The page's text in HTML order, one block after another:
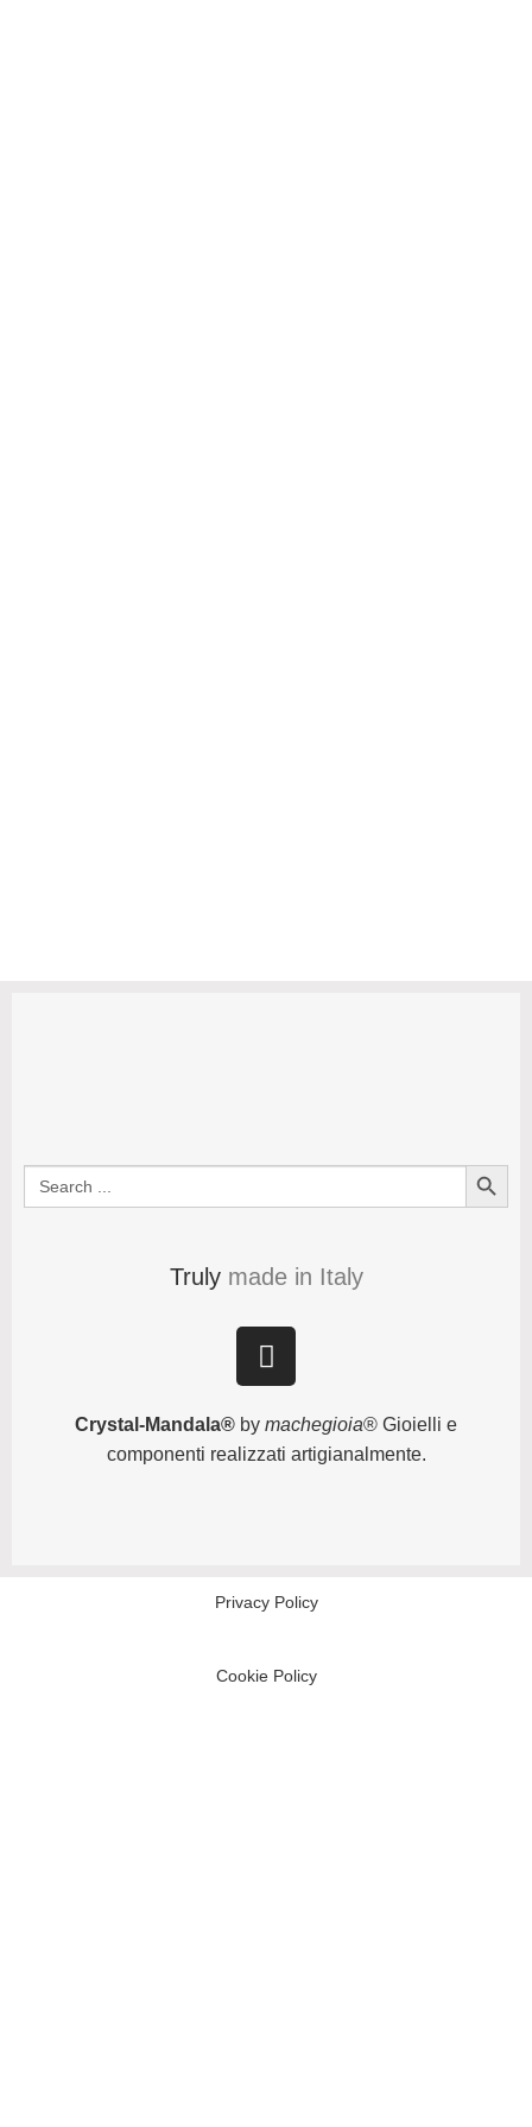
Search
for:
Search Button
Truly made in Italy
Crystal-Mandala® by machegioia® Gioielli e
componenti realizzati artigianalmente.
Privacy Policy
Cookie Policy